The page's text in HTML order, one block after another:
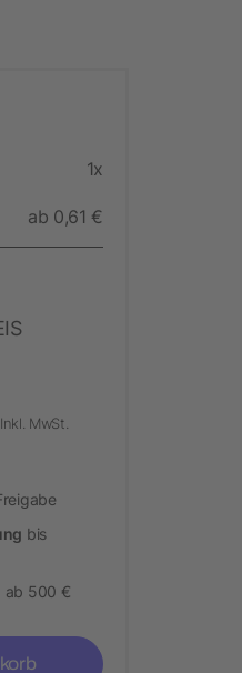
1x
ab 0,61 €
Inkl. MwSt.
bis
ab 500 €